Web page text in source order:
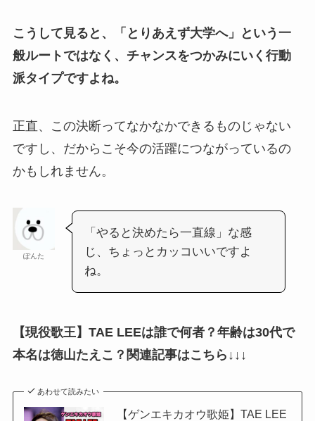
こうして見ると、「とりあえず大学へ」という一
般ルートではなく、チャンスをつかみにいく行動
派タイプですよね。
正直、この決断ってなかなかできるものじゃない
ですし、だからこそ今の活躍につながっているの
かもしれません。
ぽんた
「やると決めたら一直線」な感
じ、ちょっとカッコいいですよ
ね。
【現役歌王】TAE LEEは誰で何者？年齢は30代で
本名は徳山たえこ？関連記事はこちら↓↓↓
あわせて読みたい
【ゲンエキカオウ歌姫】TAE LEE